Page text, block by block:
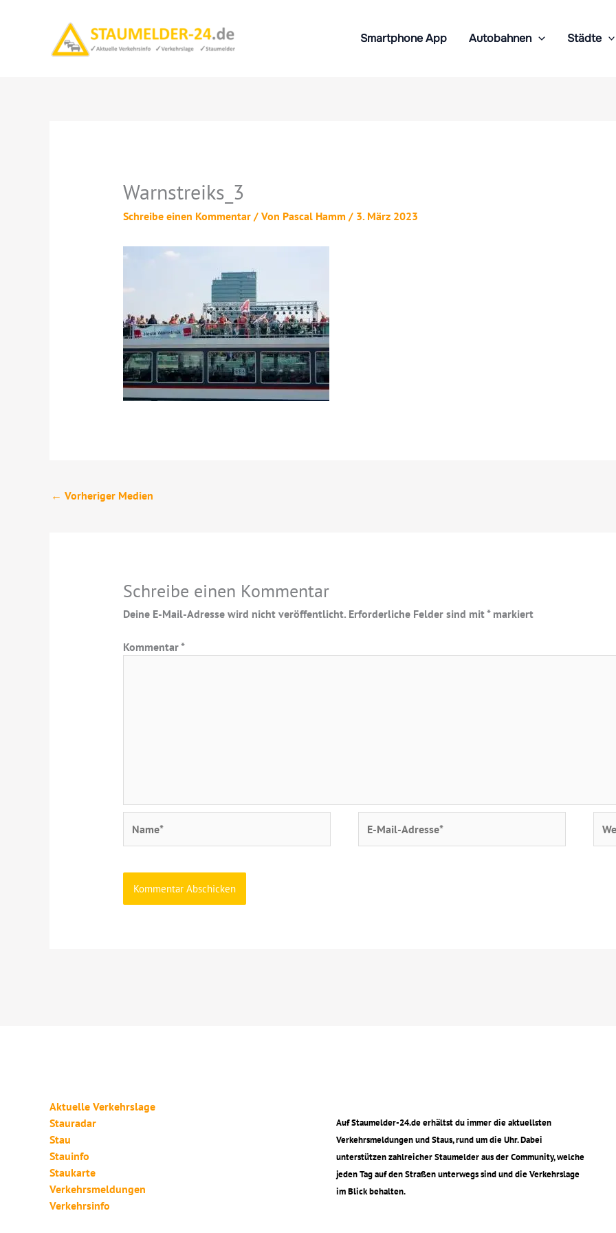
Smartphone App Autobahnen Städte
Warnstreiks_3
Schreibe einen Kommentar / Von Pascal Hamm / 3. März 2023
← Vorheriger Medien
Schreibe einen Kommentar
Deine E-Mail-Adresse wird nicht veröffentlicht. Erforderliche Felder sind mit*markiert
Kommentar*
Mail-
Aktuelle Verkehrslage
Stauradar
Stau
Stauinfo
Staukarte
Verkehrsmeldungen
Verkehrsinfo
Auf Staumelder-24.de erhältst du immer die aktuellsten
Verkehrsmeldungen und Staus, rund um die Uhr. Dabei
unterstützen zahlreicher Staumelder aus der Community, welche
jeden Tag auf den Straßen unterwegs sind und die Verkehrslage
im Blick behalten.